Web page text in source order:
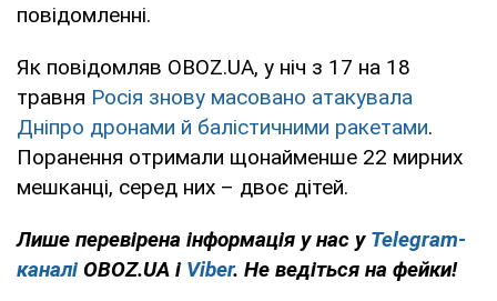
повідомленні.
Як повідомляв OBOZ.UA, у ніч з 17 на 18
травня Росія знову масовано атакувала
Дніпро дронами й балістичними ракетами.
Поранення отримали щонайменше 22 мирних
мешканці, серед них – двоє дітей.
Лише перевірена інформація у нас у Telegram-
каналі OBOZ.UA і Viber. Не ведіться на фейки!